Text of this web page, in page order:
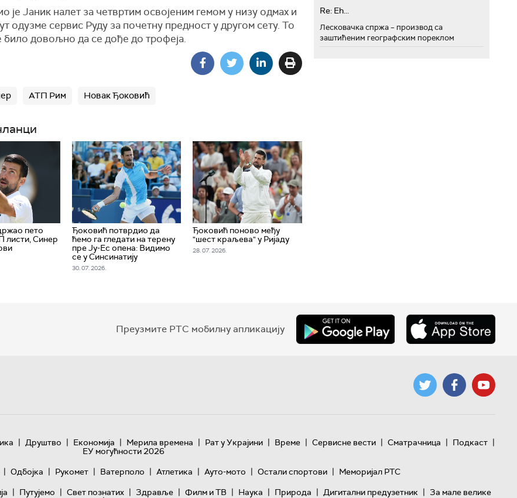
је Јаник налет за четвртим освојеним гемом у низу одмах и
одузме сервис Руду за почетну предност у другом сету. То
било довољно да се дође до трофеја.
АТП Рим Новак Ђоковић
пето
листи, Синер
Ђоковић потврдио да
ћемо га гледати на терену
пре Ју-Ес опена: Видимо
се у Синсинатију
30. 07. 2026.
Ђоковић поново међу
"шест краљева" у Ријаду
28. 07. 2026.
Re: Eh...
Лесковачка спржа – производ са
заштићеним географским пореклом
Преузмите РТС мобилну апликацију
| Друштво | Економија | Мерила времена | Рат у Украјини | Време | Сервисне вести | Сматрачница | Подкаст |
ЕУ могућности 2026
| Одбојка | Рукомет | Ватерполо | Атлетика | Ауто-мото | Остали спортови | Меморијал РТС
| Путујемо | Свет познатих | Здравље | Филм и ТВ | Наука | Природа | Дигитални предузетник | За мале велике